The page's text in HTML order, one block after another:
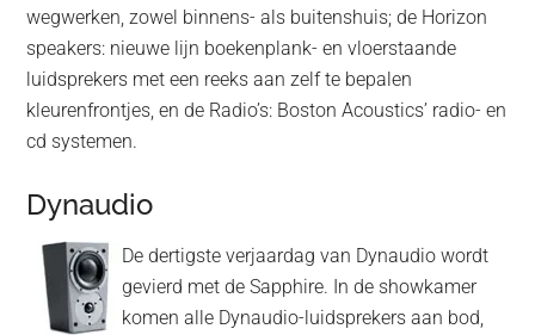
wegwerken, zowel binnens- als buitenshuis; de Horizon
speakers: nieuwe lijn boekenplank- en vloerstaande
luidsprekers met een reeks aan zelf te bepalen
kleurenfrontjes, en de Radio’s: Boston Acoustics’ radio- en
cd systemen.
Dynaudio
De dertigste verjaardag van Dynaudio wordt
gevierd met de Sapphire. In de showkamer
komen alle Dynaudio-luidsprekers aan bod,